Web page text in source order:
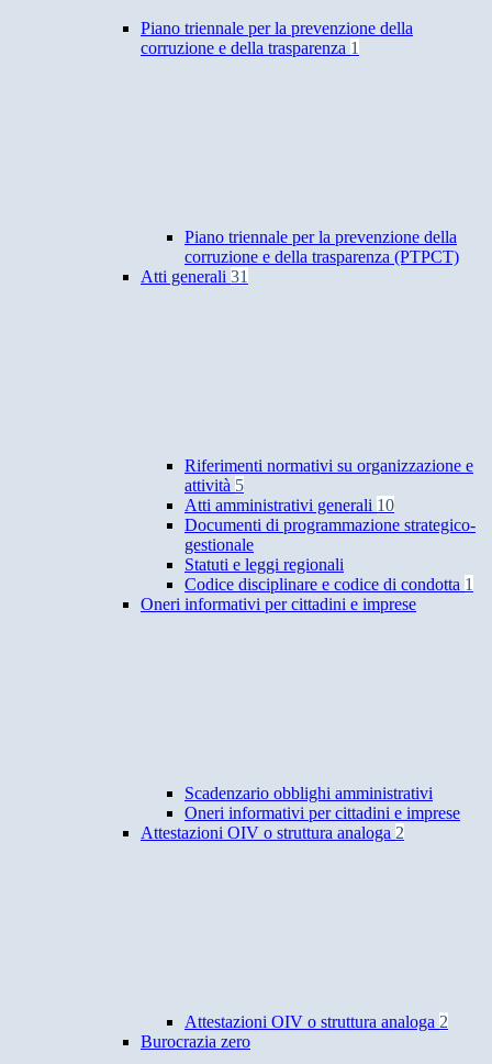
Piano triennale per la prevenzione della
corruzione e della trasparenza 1
Piano triennale per la prevenzione della
corruzione e della trasparenza (PTPCT)
Atti generali 31
Riferimenti normativi su organizzazione e
attività 5
Atti amministrativi generali 10
Documenti di programmazione strategico-
gestionale
Statuti e leggi regionali
Codice disciplinare e codice di condotta 1
Oneri informativi per cittadini e imprese
Scadenzario obblighi amministrativi
Oneri informativi per cittadini e imprese
Attestazioni OIV o struttura analoga 2
Attestazioni OIV o struttura analoga 2
Burocrazia zero